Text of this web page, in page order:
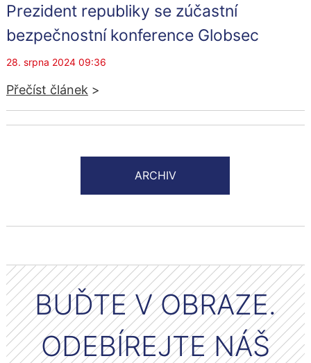
Prezident republiky se zúčastní
bezpečnostní konference Globsec
28. srpna 2024 09:36
Přečíst článek >
ARCHIV
BUĎTE V OBRAZE.
ODEBÍREJTE NÁŠ